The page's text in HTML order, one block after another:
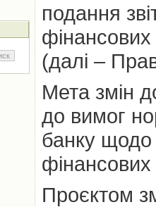
подання
(далі –
Мета змін
до вимог
банку щодо
Проєктом